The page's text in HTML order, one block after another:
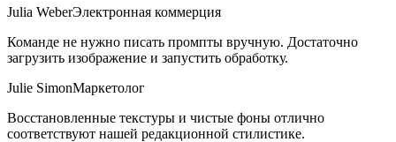
Julia WeberЭлектронная коммерция
Команде не нужно писать промпты вручную. Достаточно
загрузить изображение и запустить обработку.
Julie SimonМаркетолог
Восстановленные текстуры и чистые фоны отлично
соответствуют нашей редакционной стилистике.